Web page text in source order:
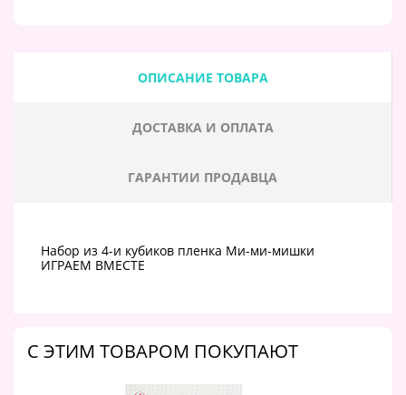
ОПИСАНИЕ ТОВАРА
ДОСТАВКА И ОПЛАТА
ГАРАНТИИ ПРОДАВЦА
Набор из 4-и кубиков пленка Ми-ми-мишки
ИГРАЕМ ВМЕСТЕ
C ЭТИМ ТОВАРОМ ПОКУПАЮТ